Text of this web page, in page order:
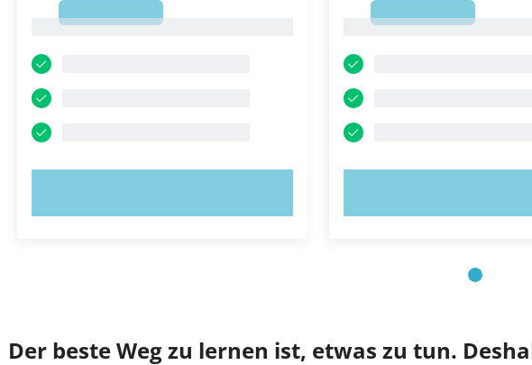
Der beste Weg zu lernen ist, etwas zu tun.